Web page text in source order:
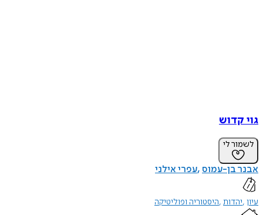
גוי קדוש
לשמור לי
אבנר בן-עמוס עפרי אילני
עיון יהדות היסטוריה ופוליטיקה